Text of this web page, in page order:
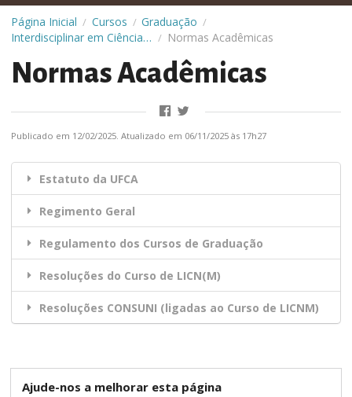
Página Inicial / Cursos / Graduação /
Interdisciplinar em Ciências Naturais / Normas Acadêmicas
Normas Acadêmicas
Publicado em 12/02/2025. Atualizado em 06/11/2025 às 17h27
Estatuto da UFCA
Regimento Geral
Regulamento dos Cursos de Graduação
Resoluções do Curso de LICN(M)
Resoluções CONSUNI (ligadas ao Curso de LICNM)
Ajude-nos a melhorar esta página